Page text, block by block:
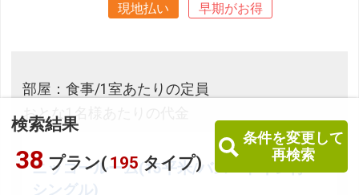
検索結果
38 プラン(195 タイプ)
条件を変更して
再検索
現地払い 早期がお得
部屋：食事/1室あたりの定員
おとな1名様あたりの代金
ニッコールーム(15平米/バス・トイレ付
シングル)